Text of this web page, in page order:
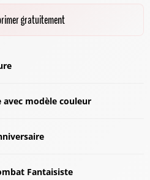
gratuitement
avec modèle couleur
Fantaisiste